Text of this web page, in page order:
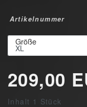
Artikelnummer
Größe
209,00
Inhalt 1 Stück